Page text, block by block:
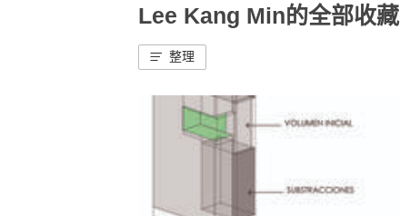
Lee Kang Min的全部收藏
整理